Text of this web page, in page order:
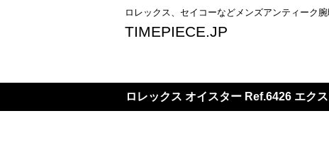
ロレックス、セイコーなどメンズアンティーク
TIMEPIECE.JP
ロレックス オイスター Ref.6426 エク